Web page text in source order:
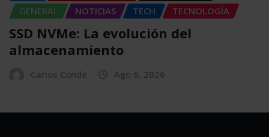
GENERAL
NOTICIAS TECH TECNOLOGÍA
SSD NVMe: La evolución del
almacenamiento
Carlos Conde Ago 6, 2026